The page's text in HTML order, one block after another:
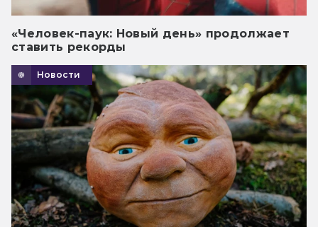
«Человек-паук: Новый день» продолжает
ставить рекорды
Новости